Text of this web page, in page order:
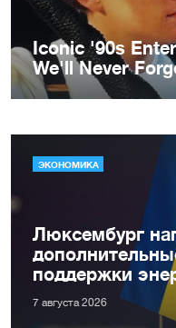
ЭКОНОМИКА
Люксембург
поддержки
7 августа 2026